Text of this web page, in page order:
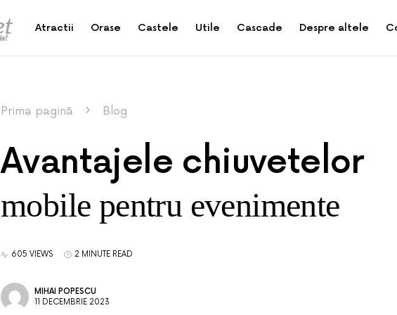
Atractii Orase Castele Utile Cascade Despre altele
Prima pagină Blog
Avantajele chiuvetelor
mobile pentru evenimente
605 VIEWS 2 MINUTE READ
MIHAI POPESCU
11 DECEMBRIE 2023